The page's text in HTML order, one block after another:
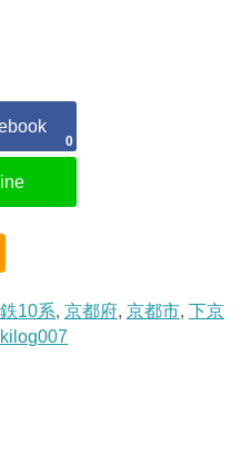
0
10系, 京都府, 京都市, 下京